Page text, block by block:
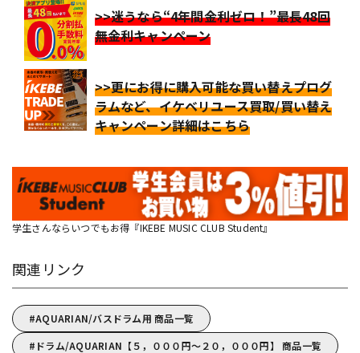
>>迷うなら“4年間金利ゼロ！”最長48回
無金利キャンペーン
>>更にお得に購入可能な買い替えプログ
ラムなど、イケベリユース買取/買い替え
キャンペーン詳細はこちら
学生さんならいつでもお得『IKEBE MUSIC CLUB Student』
関連リンク
AQUARIAN/バスドラム用 商品一覧
ドラム/AQUARIAN【５，０００円～２０，０００円】 商品一覧